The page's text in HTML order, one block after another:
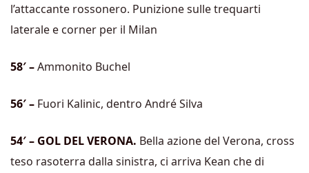
l’attaccante rossonero. Punizione sulle trequarti
laterale e corner per il Milan
58′ –Ammonito Buchel
56′ – Fuori Kalinic, dentro André Silva
54′ – GOL DEL VERONA. Bella azione del Verona, cross
teso rasoterra dalla sinistra, ci arriva Kean che di